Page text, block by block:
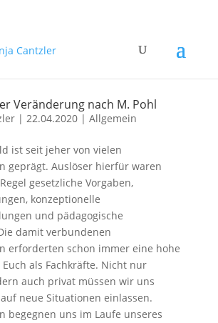
Veränderung nach M. Pohl
| 22.04.2020| Allgemein
ist seit jeher von vielen
geprägt. Auslöser hierfür waren
gesetzliche Vorgaben,
konzeptionelle
und pädagogische
damit verbundenen
erforderten schon immer eine hohe
als Fachkräfte. Nicht nur
auch privat müssen wir uns
neue Situationen einlassen.
begegnen uns im Laufe unseres